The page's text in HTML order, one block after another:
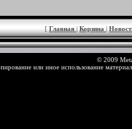
[ Главная | Корзина |
© 2009
или иное использование